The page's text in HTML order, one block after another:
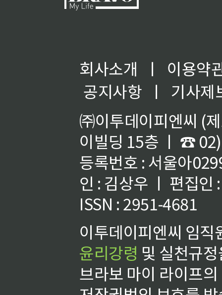
회사소개 ㅣ
이용약
공지사항
ㅣ
기사제
㈜이투데이피엔씨 (
이빌딩 15층 ㅣ ☎
등록번호 : 서울아
인 : 김상우 ㅣ 편집인
ISSN : 2951-4681
이투데이피엔씨 임
윤리강령 및 실천규
브라보 마이 라이프